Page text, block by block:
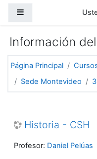
Información
Página Principal
Sede Montevideo
Historia - CSH
Profesor: Daniel Pelúas